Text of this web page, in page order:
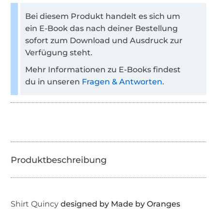
Bei diesem Produkt handelt es sich um
ein E-Book das nach deiner Bestellung
sofort zum Download und Ausdruck zur
Verfügung steht.
Mehr Informationen zu E-Books findest
du in unseren Fragen & Antworten.
Shirt Quincydesigned by Made by Oranges